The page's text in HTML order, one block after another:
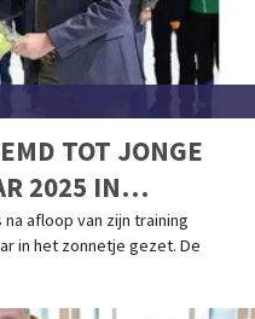
TOT JONGE
2025 IN
na afloop van zijn training
in het zonnetje gezet. De